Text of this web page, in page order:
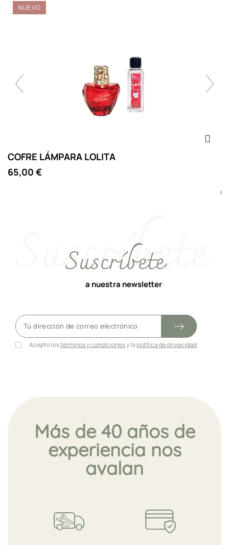
COFRE LÁMPARA LOLITA
65,00 €
NUEVO
Suscríbete
a nuestra newsletter
Acepto lostérminos y condicionesy la política de privacidad
Más de 40 años de
experiencia nos
avalan